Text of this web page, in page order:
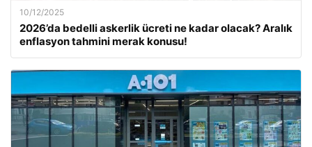
10/12/2025
2026’da bedelli askerlik ücreti ne kadar olacak? Aralık
enflasyon tahmini merak konusu!